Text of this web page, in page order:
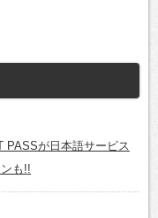
PASSが日本語サービス
も!!